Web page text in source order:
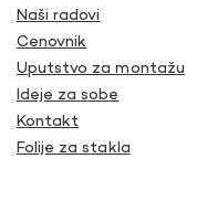
Naši radovi
Cenovnik
Uputstvo za montažu
Ideje za sobe
Kontakt
Folije za stakla